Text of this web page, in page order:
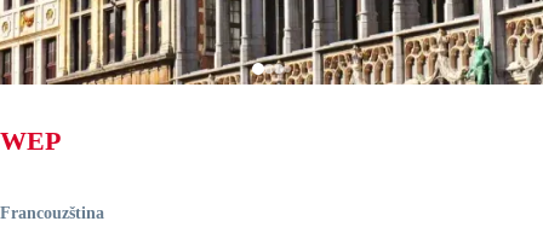
WEP
Francouzština